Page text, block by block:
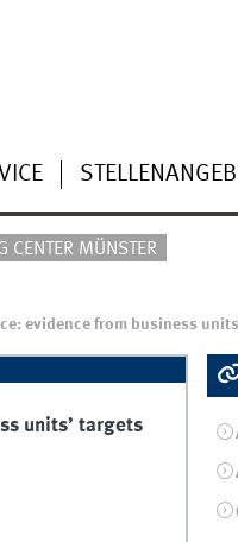
CENTER MÜNSTER
evidence from business
units’ targets